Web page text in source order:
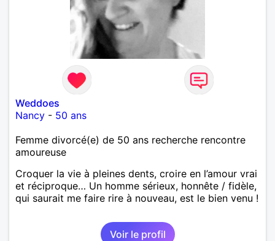
Weddoes
Nancy - 50 ans
Femme divorcé(e) de 50 ans recherche rencontre
amoureuse
Croquer la vie à pleines dents, croire en l’amour vrai
et réciproque… Un homme sérieux, honnête / fidèle,
qui saurait me faire rire à nouveau, est le bien venu !
Voir le profil